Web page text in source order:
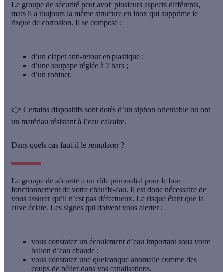
Le groupe de sécurité peut avoir plusieurs aspects différents,
mais il a toujours la même structure en inox qui supprime le
risque de corrosion. Il se compose :
d’un clapet anti-retour en plastique ;
d’une soupape réglée à 7 bars ;
d’un robinet.
👉 Certains dispositifs sont dotés d’un siphon orientable ou ont
un matériau résistant à l’eau calcaire.
Dans quels cas faut-il le remplacer ?
Le groupe de sécurité a un rôle primordial pour le bon
fonctionnement de votre chauffe-eau. Il est donc nécessaire de
vous assurer qu’il n’est pas défectueux. Le risque étant que la
cuve éclate. Les signes qui doivent vous alerter :
vous constatez un écoulement d’eau important sous votre
ballon d’eau chaude ;
vous constatez une quelconque anomalie comme des
coups de bélier dans vos canalisations.